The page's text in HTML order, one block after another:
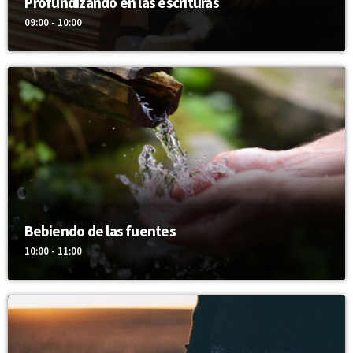
09:00 - 10:00
Bebiendo de las fuentes
10:00 - 11:00